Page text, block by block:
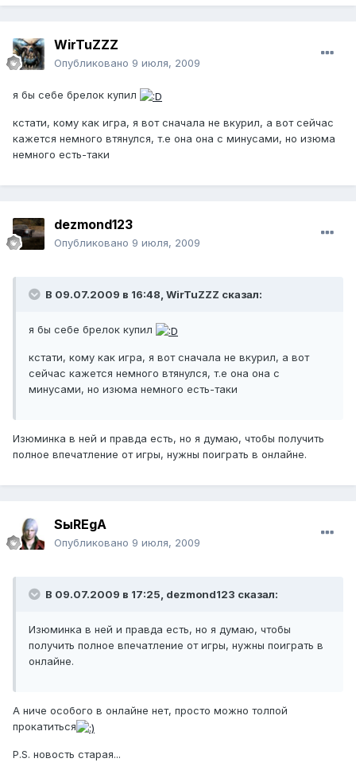
WirTuZZZ
Опубликовано 9 июля, 2009
я бы себе брелок купил
кстати, кому как игра, я вот сначала не вкурил, а вот сейчас
кажется немного втянулся, т.е она она с минусами, но изюма
немного есть-таки
dezmond123
Опубликовано 9 июля, 2009
В 09.07.2009 в 16:48, WirTuZZZ сказал:
я бы себе брелок купил
кстати, кому как игра, я вот сначала не вкурил, а вот
сейчас кажется немного втянулся, т.е она она с
минусами, но изюма немного есть-таки
Изюминка в ней и правда есть, но я думаю, чтобы получить
полное впечатление от игры, нужны поиграть в онлайне.
SыREgA
Опубликовано 9 июля, 2009
В 09.07.2009 в 17:25, dezmond123 сказал:
Изюминка в ней и правда есть, но я думаю, чтобы
получить полное впечатление от игры, нужны поиграть в
онлайне.
А ниче особого в онлайне нет, просто можно толпой
прокатиться
P.S. новость старая...